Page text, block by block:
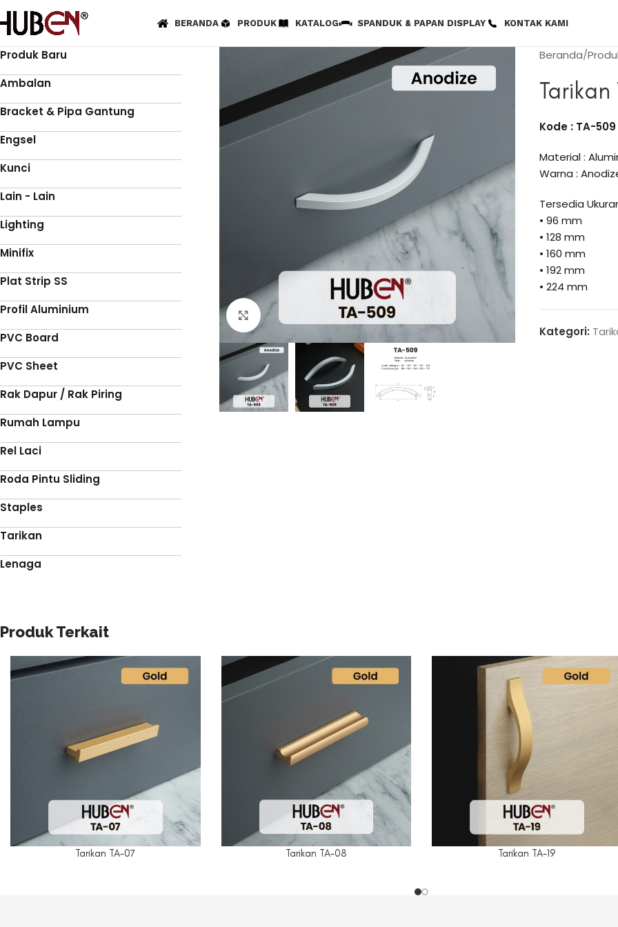
BERANDA PRODUK KATALOG SPANDUK & PAPAN DISPLAY KONTAK KAMI
Produk Baru
Ambalan
Bracket & Pipa Gantung
Engsel
Kunci
Lain - Lain
Lighting
Minifix
Plat Strip SS
Profil Aluminium
PVC Board
PVC Sheet
Rak Dapur / Rak Piring
Rumah Lampu
Rel Laci
Roda Pintu Sliding
Staples
Tarikan
Lenaga
Click to enlarge
Beranda
Tarikan
Kode : TA-509
Material :
Warna :
Tersedia
• 96 mm
• 128 mm
• 160 mm
• 192 mm
• 224 mm
Kategori:
Produk Terkait
Tarikan TA-07 Tarikan TA-08 Tarikan TA-19